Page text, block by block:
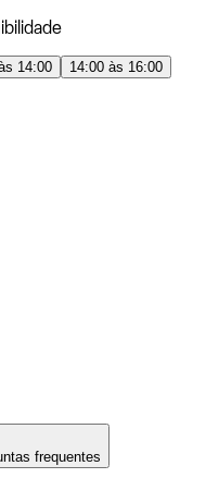
14:00
14:00 às 16:00
frequentes